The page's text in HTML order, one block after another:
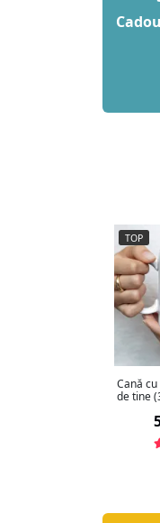
TOP
Cană
de tine